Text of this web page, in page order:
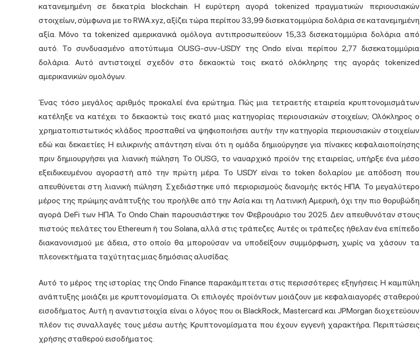
κατανεμημένη σε δεκατρία blockchain. Η ευρύτερη αγορά tokenized πραγματικών περιουσιακών
στοιχείων, σύμφωνα με το RWA.xyz, αξίζει τώρα περίπου 33,99 δισεκατομμύρια δολάρια σε κατανεμημένη
αξία. Μόνο τα tokenized αμερικανικά ομόλογα αντιπροσωπεύουν 15,33 δισεκατομμύρια δολάρια από
αυτό. Το συνδυασμένο αποτύπωμα OUSG-συν-USDY της Ondo είναι περίπου 2,77 δισεκατομμύρια
δολάρια. Αυτό αντιστοιχεί σχεδόν στο δεκαοκτώ τοις εκατό ολόκληρης της αγοράς tokenized
αμερικανικών ομολόγων.
Ένας τόσο μεγάλος αριθμός προκαλεί ένα ερώτημα. Πώς μια τετραετής εταιρεία κρυπτονομισμάτων
κατέληξε να κατέχει το δεκαοκτώ τοις εκατό μιας κατηγορίας περιουσιακών στοιχείων; Ολόκληρος ο
χρηματοπιστωτικός κλάδος προσπαθεί να ψηφιοποιήσει αυτήν την κατηγορία περιουσιακών στοιχείων
εδώ και δεκαετίες. Η ειλικρινής απάντηση είναι ότι η ομάδα δημιούργησε για πίνακες κεφαλαιοποίησης
πριν δημιουργήσει για λιανική πώληση. Το OUSG, το ναυαρχικό προϊόν της εταιρείας, υπήρξε ένα μέσο
εξειδικευμένου αγοραστή από την πρώτη μέρα. Το USDY είναι το token δολαρίου με απόδοση που
απευθύνεται στη λιανική πώληση. Σχεδιάστηκε υπό περιορισμούς διανομής εκτός ΗΠΑ. Το μεγαλύτερο
μέρος της πρώιμης ανάπτυξής του προήλθε από την Ασία και τη Λατινική Αμερική, όχι την πιο θορυβώδη
αγορά DeFi των ΗΠΑ. Το Ondo Chain παρουσιάστηκε τον Φεβρουάριο του 2025. Δεν απευθυνόταν στους
πιστούς πελάτες του Ethereum ή του Solana, αλλά στις τράπεζες. Αυτές οι τράπεζες ήθελαν ένα επίπεδο
διακανονισμού με άδεια, στο οποίο θα μπορούσαν να υποδείξουν συμμόρφωση, χωρίς να χάσουν τα
πλεονεκτήματα ταχύτητας μιας δημόσιας αλυσίδας.
Αυτό το μέρος της ιστορίας της Ondo Finance παρακάμπτεται στις περισσότερες εξηγήσεις. Η καμπύλη
ανάπτυξης μοιάζει με κρυπτονομίσματα. Οι επιλογές προϊόντων μοιάζουν με κεφαλαιαγορές σταθερού
εισοδήματος. Αυτή η αναντιστοιχία είναι ο λόγος που οι BlackRock, Mastercard και JPMorgan διοχετεύουν
πλέον τις συναλλαγές τους μέσω αυτής. Κρυπτονομίσματα που έχουν εγγενή χαρακτήρα. Περιπτώσεις
χρήσης σταθερού εισοδήματος.